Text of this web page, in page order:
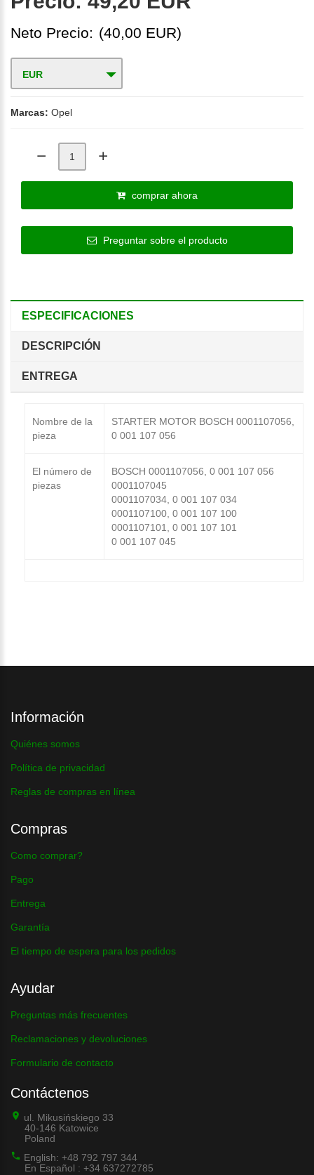
Neto Precio: (40,00 EUR)
EUR
Marcas: Opel
comprar ahora
Preguntar sobre el producto
ESPECIFICACIONES
DESCRIPCIÓN
ENTREGA
Nombre de la
pieza
STARTER MOTOR BOSCH 0001107056,
0 001 107 056
El número de
piezas
BOSCH 0001107056, 0 001 107 056
0001107045
0001107034, 0 001 107 034
0001107100, 0 001 107 100
0001107101, 0 001 107 101
0 001 107 045
Información
Quiénes somos
Política de privacidad
Reglas de compras en línea
Compras
Como comprar?
Pago
Entrega
Garantía
El tiempo de espera para los pedidos
Ayudar
Preguntas más frecuentes
Reclamaciones y devoluciones
Formulario de contacto
Contáctenos
ul. Mikusińskiego 33
40-146 Katowice
Poland
English: +48 792 797 344
En Español : +34 637272785